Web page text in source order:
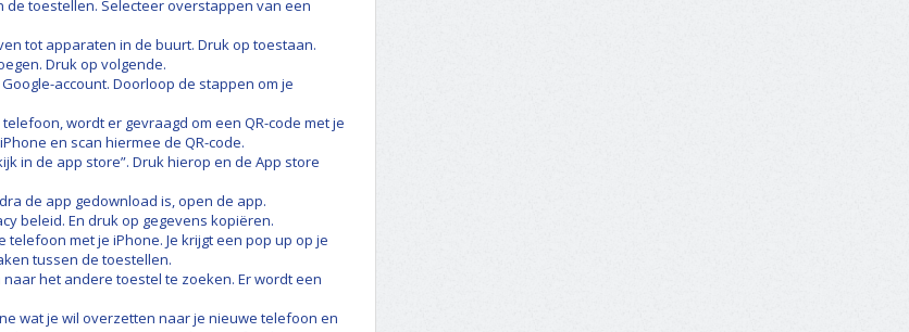
toestellen. Selecteer overstappen van een
tot apparaten in de buurt. Druk op toestaan.
Druk op volgende.
account. Doorloop de stappen om je
wordt er gevraagd om een QR-code met je
en scan hiermee de QR-code.
in de app store”. Druk hierop en de App store
de app gedownload is, open de app.
beleid. En druk op gegevens kopiëren.
met je iPhone. Je krijgt een pop up op je
tussen de toestellen.
het andere toestel te zoeken. Er wordt een
wat je wil overzetten naar je nieuwe telefoon en